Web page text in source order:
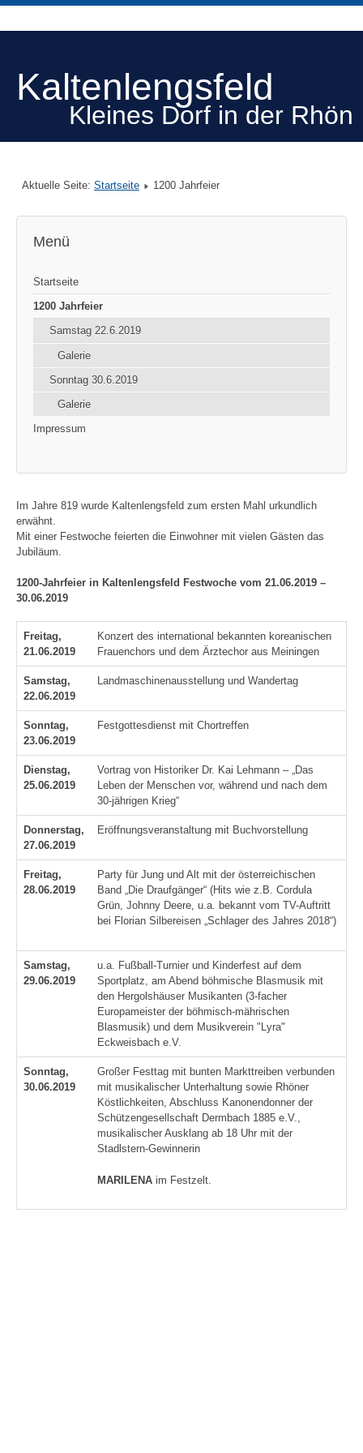
Kaltenlengsfeld
Kleines Dorf in der Rhön
Aktuelle Seite: Startseite 1200 Jahrfeier
Menü
Startseite
1200 Jahrfeier
Samstag 22.6.2019
Galerie
Sonntag 30.6.2019
Galerie
Impressum
Im Jahre 819 wurde Kaltenlengsfeld zum ersten Mahl urkundlich
erwähnt.
Mit einer Festwoche feierten die Einwohner mit vielen Gästen das
Jubiläum.
1200-Jahrfeier in Kaltenlengsfeld Festwoche vom 21.06.2019 –
30.06.2019
Freitag,
21.06.2019
Konzert des international bekannten koreanischen
Frauenchors und dem Ärztechor aus Meiningen
Samstag,
22.06.2019
Landmaschinenausstellung und Wandertag
Sonntag,
23.06.2019
Festgottesdienst mit Chortreffen
Dienstag,
25.06.2019
Vortrag von Historiker Dr. Kai Lehmann – „Das
Leben der Menschen vor, während und nach dem
30-jährigen Krieg“
Donnerstag,
27.06.2019
Eröffnungsveranstaltung mit Buchvorstellung
Freitag,
28.06.2019
Party für Jung und Alt mit der österreichischen
Band „Die Draufgänger“ (Hits wie z.B. Cordula
Grün, Johnny Deere, u.a. bekannt vom TV-Auftritt
bei Florian Silbereisen „Schlager des Jahres 2018“)
Samstag,
29.06.2019
u.a. Fußball-Turnier und Kinderfest auf dem
Sportplatz, am Abend böhmische Blasmusik mit
den Hergolshäuser Musikanten (3-facher
Europameister der böhmisch-mährischen
Blasmusik) und dem Musikverein "Lyra"
Eckweisbach e.V.
Sonntag,
30.06.2019
Großer Festtag mit bunten Markttreiben verbunden
mit musikalischer Unterhaltung sowie Rhöner
Köstlichkeiten, Abschluss Kanonendonner der
Schützengesellschaft Dermbach 1885 e.V.,
musikalischer Ausklang ab 18 Uhr mit der
Stadlstern-Gewinnerin
MARILENA im Festzelt.